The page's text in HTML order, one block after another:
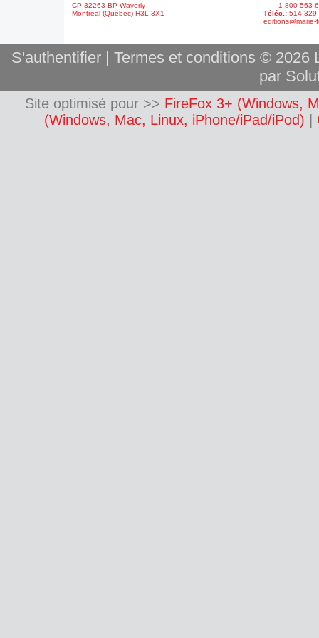
CP 32263 BP Waverly
Montréal (Québec) H3L 3X1
1 800 563-
Téléc.: 514
editions@marie-
S'authentifier| Termes et conditions © 2026
par
Site optimisé pour >> FireFox 3+ (Windows,
(Windows, Mac, Linux, iPhone/iPad/iPod)